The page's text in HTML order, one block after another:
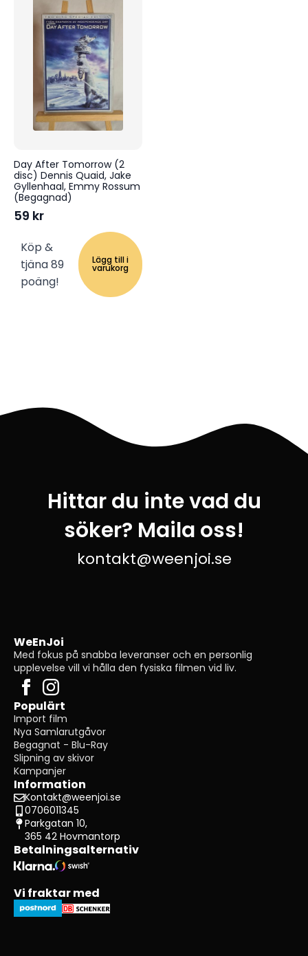
Day After Tomorrow (2
disc) Dennis Quaid, Jake
Gyllenhaal, Emmy Rossum
(Begagnad)
59 kr
Köp &
tjäna 89
poäng!
Lägg till i
varukorg
Hittar du inte vad du
söker? Maila oss!
kontakt@weenjoi.se
WeEnJoi
Med fokus på snabba leveranser och en personlig
upplevelse vill vi hålla den fysiska filmen vid liv.
Populärt
Import film
Nya Samlarutgåvor
Begagnat - Blu-Ray
Slipning av skivor
Kampanjer
Information
Kontakt@weenjoi.se
0706011345
Parkgatan 10,
365 42 Hovmantorp
Betalningsalternativ
Vi fraktar med